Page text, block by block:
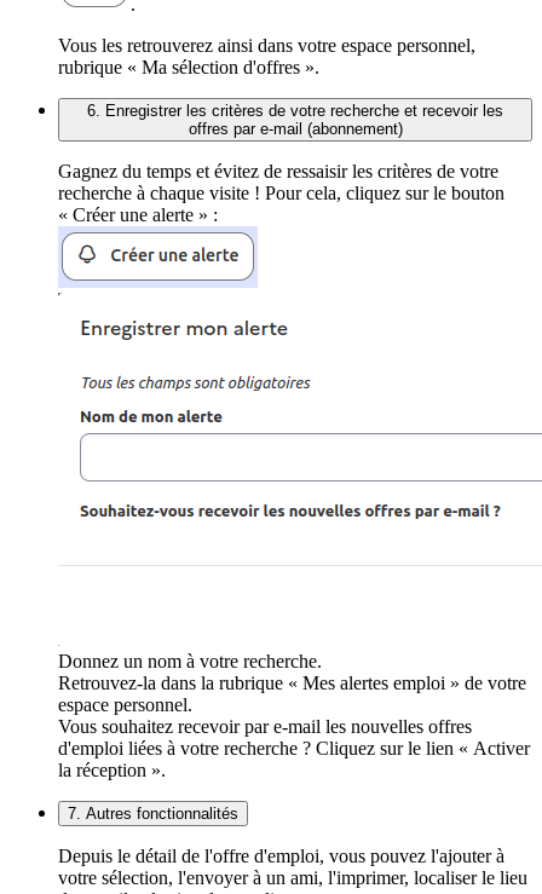
.
Vous les retrouverez ainsi dans votre espace personnel,
rubrique « Ma sélection d'offres ».
6. Enregistrer les critères de votre recherche et recevoir les
offres par e-mail (abonnement)
Gagnez du temps et évitez de ressaisir les critères de votre
recherche à chaque visite ! Pour cela, cliquez sur le bouton
« Créer une alerte » :
Donnez un nom à votre recherche.
Retrouvez-la dans la rubrique « Mes alertes emploi » de votre
espace personnel.
Vous souhaitez recevoir par e-mail les nouvelles offres
d'emploi liées à votre recherche ? Cliquez sur le lien « Activer
la réception ».
7. Autres fonctionnalités
Depuis le détail de l'offre d'emploi, vous pouvez l'ajouter à
votre sélection, l'envoyer à un ami, l'imprimer, localiser le lieu